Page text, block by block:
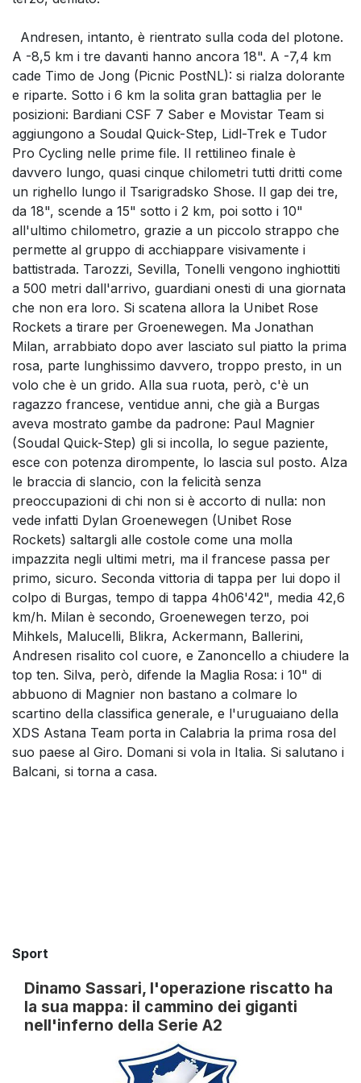
Andresen, intanto, è rientrato sulla coda del plotone.
A -8,5 km i tre davanti hanno ancora 18". A -7,4 km
cade Timo de Jong (Picnic PostNL): si rialza dolorante
e riparte. Sotto i 6 km la solita gran battaglia per le
posizioni: Bardiani CSF 7 Saber e Movistar Team si
aggiungono a Soudal Quick-Step, Lidl-Trek e Tudor
Pro Cycling nelle prime file. Il rettilineo finale è
davvero lungo, quasi cinque chilometri tutti dritti come
un righello lungo il Tsarigradsko Shose. Il gap dei tre,
da 18", scende a 15" sotto i 2 km, poi sotto i 10"
all'ultimo chilometro, grazie a un piccolo strappo che
permette al gruppo di acchiappare visivamente i
battistrada. Tarozzi, Sevilla, Tonelli vengono inghiottiti
a 500 metri dall'arrivo, guardiani onesti di una giornata
che non era loro. Si scatena allora la Unibet Rose
Rockets a tirare per Groenewegen. Ma Jonathan
Milan, arrabbiato dopo aver lasciato sul piatto la prima
rosa, parte lunghissimo davvero, troppo presto, in un
volo che è un grido. Alla sua ruota, però, c'è un
ragazzo francese, ventidue anni, che già a Burgas
aveva mostrato gambe da padrone: Paul Magnier
(Soudal Quick-Step) gli si incolla, lo segue paziente,
esce con potenza dirompente, lo lascia sul posto. Alza
le braccia di slancio, con la felicità senza
preoccupazioni di chi non si è accorto di nulla: non
vede infatti Dylan Groenewegen (Unibet Rose
Rockets) saltargli alle costole come una molla
impazzita negli ultimi metri, ma il francese passa per
primo, sicuro. Seconda vittoria di tappa per lui dopo il
colpo di Burgas, tempo di tappa 4h06'42", media 42,6
km/h. Milan è secondo, Groenewegen terzo, poi
Mihkels, Malucelli, Blikra, Ackermann, Ballerini,
Andresen risalito col cuore, e Zanoncello a chiudere la
top ten. Silva, però, difende la Maglia Rosa: i 10" di
abbuono di Magnier non bastano a colmare lo
scartino della classifica generale, e l'uruguaiano della
XDS Astana Team porta in Calabria la prima rosa del
suo paese al Giro. Domani si vola in Italia. Si salutano i
Balcani, si torna a casa.
Sport
Dinamo Sassari, l'operazione riscatto ha
la sua mappa: il cammino dei giganti
nell'inferno della Serie A2